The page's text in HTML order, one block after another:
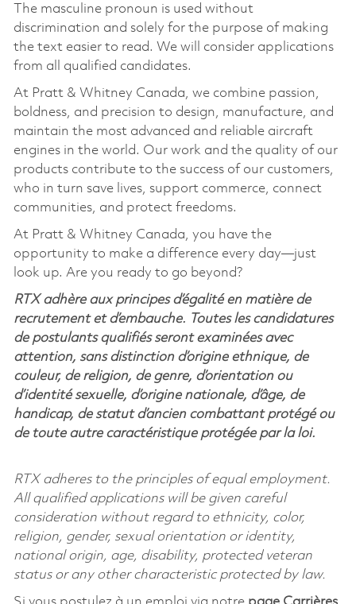
The masculine pronoun is used without
discrimination and solely for the purpose of making
the text easier to read. We will consider applications
from all qualified candidates.
At Pratt & Whitney Canada, we combine passion,
boldness, and precision to design, manufacture, and
maintain the most advanced and reliable aircraft
engines in the world. Our work and the quality of our
products contribute to the success of our customers,
who in turn save lives, support commerce, connect
communities, and protect freedoms.
At Pratt & Whitney Canada, you have the
opportunity to make a difference every day—just
look up. Are you ready to go beyond?
RTX adhère aux principes d’égalité en matière de
recrutement et d’embauche. Toutes les candidatures
de postulants qualifiés seront examinées avec
attention, sans distinction d’origine ethnique, de
couleur, de religion, de genre, d’orientation ou
d’identité sexuelle, d’origine nationale, d’âge, de
handicap, de statut d’ancien combattant protégé ou
de toute autre caractéristique protégée par la loi.
RTX adheres to the principles of equal employment.
All qualified applications will be given careful
consideration without regard to ethnicity, color,
religion, gender, sexual orientation or identity,
national origin, age, disability, protected veteran
status or any other characteristic protected by law.